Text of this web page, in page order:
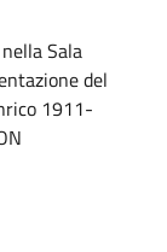
Sala
del
1911-